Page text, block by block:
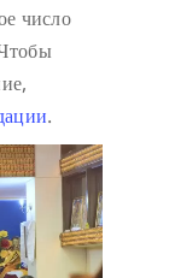
число
.